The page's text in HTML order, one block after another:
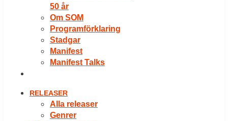
50 år
Om SOM
Programförklaring
Stadgar
Manifest
Manifest Talks
RELEASER
Alla releaser
Genrer